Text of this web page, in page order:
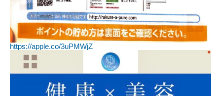
https://apple.co/3uPMWjZ